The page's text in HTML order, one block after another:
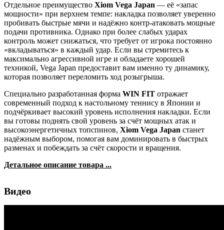
Отдельное преимущество Xiom Vega Japan — её «запас
мощности» при верхнем темпе: накладка позволяет уверенно
пробивать быстрые мячи и надёжно контр-атаковать мощные
подачи противника. Однако при более слабых ударах
контроль может снижаться, что требует от игрока постоянно
«вкладываться» в каждый удар. Если вы стремитесь к
максимально агрессивной игре и обладаете хорошей
техникой, Vega Japan предоставит вам именно ту динамику,
которая позволяет переломить ход розыгрыша.
Специально разработанная форма WIN FIT отражает
современный подход к настольному теннису в Японии и
подчёркивает высокий уровень исполнения накладки. Если
вы готовы поднять свой уровень за счёт мощных атак и
высокоэнергетичных топспинов, Xiom Vega Japan станет
надёжным выбором, помогая вам доминировать в быстрых
разменах и побеждать за счёт скорости и вращения.
Детальное описание товара ...
Видео